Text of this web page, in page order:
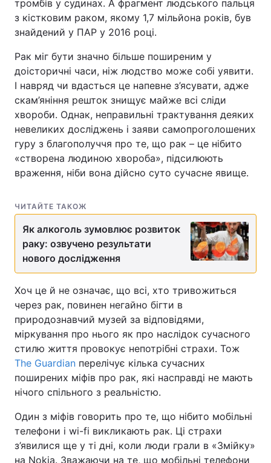
тромбів у судинах. А фрагмент людського пальця
з кістковим раком, якому 1,7 мільйона років, був
знайдений у ПАР у 2016 році.
Рак міг бути значно більше поширеним у
доісторичні часи, ніж людство може собі уявити.
І навряд чи вдасться це напевне з’ясувати, адже
скам’яніння решток знищує майже всі сліди
хвороби. Однак, неправильні трактування деяких
невеликих досліджень і заяви самопроголошених
гуру з благополуччя про те, що рак – це нібито
«створена людиною хвороба», підсилюють
враження, ніби вона дійсно суто сучасне явище.
ЧИТАЙТЕ ТАКОЖ
Як алкоголь зумовлює розвиток
раку: озвучено результати
нового дослідження
Хоч це й не означає, що всі, хто тривожиться
через рак, повинен негайно бігти в
природознавчий музей за відповідями,
міркування про нього як про наслідок сучасного
стилю життя провокує непотрібні страхи. Тож
The Guardian перелічує кілька сучасних
поширених міфів про рак, які насправді не мають
нічого спільного з реальністю.
Один з міфів говорить про те, що нібито мобільні
телефони і wi-fi викликають рак. Ці страхи
з’явилися ще у ті дні, коли люди грали в «Змійку»
на Nokia. Зважаючи на те, що мобільні телефони